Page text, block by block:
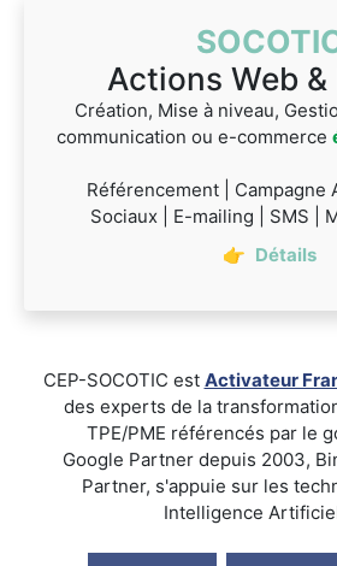
Actions Web
Création, Mise à niveau,
communication ou e-commerce
Référencement | Campagne
Sociaux | E-mailing | SMS |
👉 Détails
CEP-SOCOTIC est Activateur
des experts de la
TPE/PME référencés par le
Google Partner depuis 2003,
Partner, s'appuie sur les
Intelligence